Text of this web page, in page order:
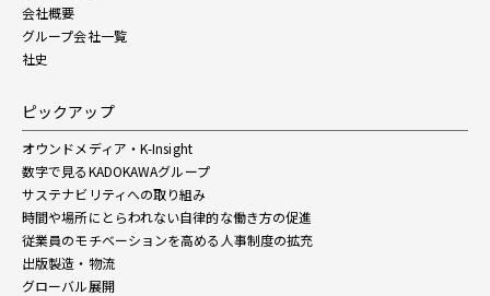
会社概要
グループ会社一覧
社史
ピックアップ
オウンドメディア・K-Insight
数字で見るKADOKAWAグループ
サステナビリティへの取り組み
時間や場所にとらわれない自律的な働き方の促進
従業員のモチベーションを高める人事制度の拡充
出版製造・物流
グローバル展開